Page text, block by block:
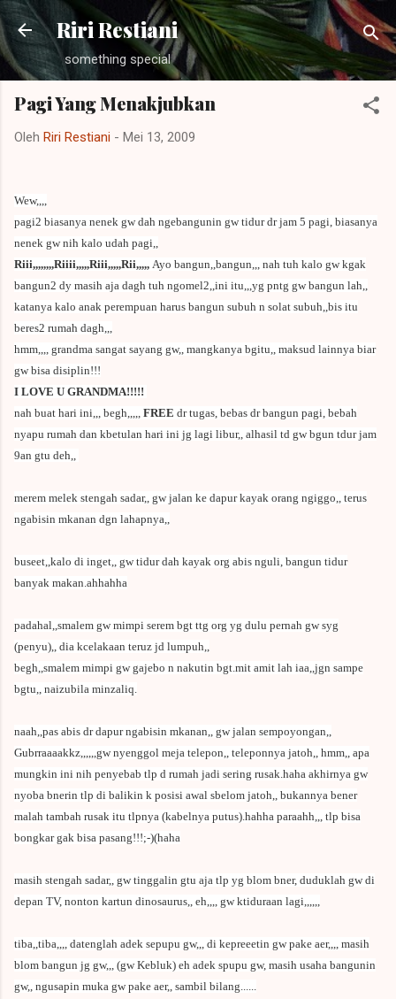
Langsung ke konten utama
Riri Restiani
something special
Pagi Yang Menakjubkan
Oleh Riri Restiani - Mei 13, 2009
Wew,,,,
pagi2 biasanya nenek gw dah ngebangunin gw tidur dr jam 5 pagi, biasanya
nenek gw nih kalo udah pagi,,
Riii,,,,,,,,Riiii,,,,,Riii,,,,,Rii,,,,, Ayo bangun,,bangun,,, nah tuh kalo gw kgak
bangun2 dy masih aja dagh tuh ngomel2,,ini itu,,,yg pntg gw bangun lah,,
katanya kalo anak perempuan harus bangun subuh n solat subuh,,bis itu
beres2 rumah dagh,,,
hmm,,,, grandma sangat sayang gw,, mangkanya bgitu,, maksud lainnya biar
gw bisa disiplin!!!
I LOVE U GRANDMA!!!!!
nah buat hari ini,,, begh,,,,,
FREE dr tugas, bebas dr bangun pagi, bebah
nyapu rumah dan kbetulan hari ini jg lagi libur,, alhasil td gw bgun tdur jam
9an gtu deh,,
merem melek stengah sadar,, gw jalan ke dapur kayak orang ngiggo,, terus
ngabisin mkanan dgn lahapnya,,
buseet,,kalo di inget,, gw tidur dah kayak org abis nguli, bangun tidur
banyak makan.ahhahha
padahal,,smalem gw mimpi serem bgt ttg org yg dulu pernah gw syg
(penyu),, dia kcelakaan teruz jd lumpuh,,
begh,,smalem mimpi gw gajebo n nakutin bgt.mit amit lah iaa,,jgn sampe
bgtu,, naizubila minzaliq.
naah,,pas abis dr dapur ngabisin mkanan,, gw jalan sempoyongan,,
Gubrraaaakkz,,,,,,gw nyenggol meja telepon,, teleponnya jatoh,, hmm,, apa
mungkin ini nih penyebab tlp d rumah jadi sering rusak.haha akhirnya gw
nyoba bnerin tlp di balikin k posisi awal sbelom jatoh,, bukannya bener
malah tambah rusak itu tlpnya (kabelnya putus).hahha paraahh,,, tlp bisa
bongkar gak bisa pasang!!!;-)(haha
masih stengah sadar,, gw tinggalin gtu aja tlp yg blom bner, duduklah gw di
depan TV, nonton kartun dinosaurus,, eh,,,, gw ktiduraan lagi,,,,,,
tiba,,tiba,,,, datenglah adek sepupu gw,,, di kepreeetin gw pake aer,,,, masih
blom bangun jg gw,,, (gw Kebluk) eh adek spupu gw, masih usaha bangunin
gw,, ngusapin muka gw pake aer,, sambil bilang......